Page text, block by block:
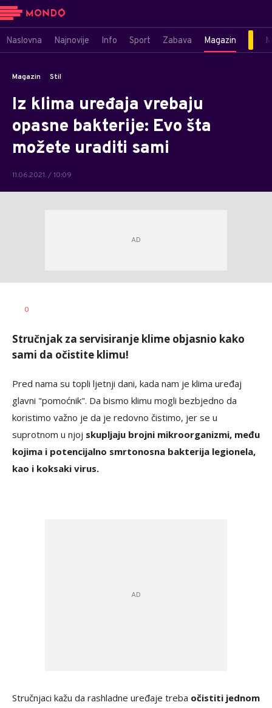
Naslovna Najnovije Info Sport Zabava Magazin
Magazin Stil
Iz klima uređaja vrebaju
opasne bakterije: Evo šta
možete uraditi sami
11.06.2021. / 10:09
AUTOR
0
Stručnjak za servisiranje klime objasnio kako
sami da očistite klimu!
Pred nama su topli ljetnji dani, kada nam je klima uređaj
glavni "pomoćnik". Da bismo klimu mogli bezbjedno da
koristimo važno je da je redovno čistimo, jer se u
suprotnom u njoj skupljaju brojni mikroorganizmi, među
kojima i potencijalno smrtonosna bakterija legionela,
kao i koksaki virus.
Stručnjaci kažu da rashladne uređaje treba očistiti jednom